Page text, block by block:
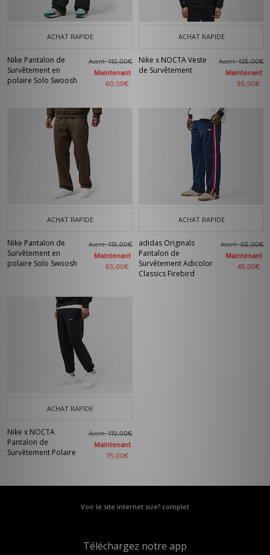
ACHAT RAPIDE
Nike Pantalon de
Survêtement en
polaire Solo Swoosh
Avant110,00€
Maintenant
60,00€
ACHAT RAPIDE
Nike x NOCTA Veste
de Survêtement
Avant135,00€
Maintenant
95,00€
ACHAT RAPIDE
Nike Pantalon de
Survêtement en
polaire Solo Swoosh
Avant115,00€
Maintenant
65,00€
ACHAT RAPIDE
adidas Originals
Pantalon de
Survêtement Adicolor
Classics Firebird
Avant65,00€
Maintenant
45,00€
ACHAT RAPIDE
Nike x NOCTA
Pantalon de
Survêtement Polaire
Avant110,00€
Maintenant
75,00€
Voir le site internet size? complet
Téléchargez notre app